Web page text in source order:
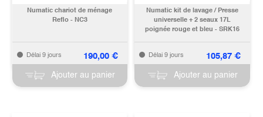
Numatic chariot de ménage
Reflo - NC3
Délai 9 jours 190,00€
Ajouter au panier
Numatic kit de lavage / Presse
universelle + 2 seaux 17L
poignée rouge et bleu - SRK16
Délai 9 jours 105,87€
Ajouter au panier